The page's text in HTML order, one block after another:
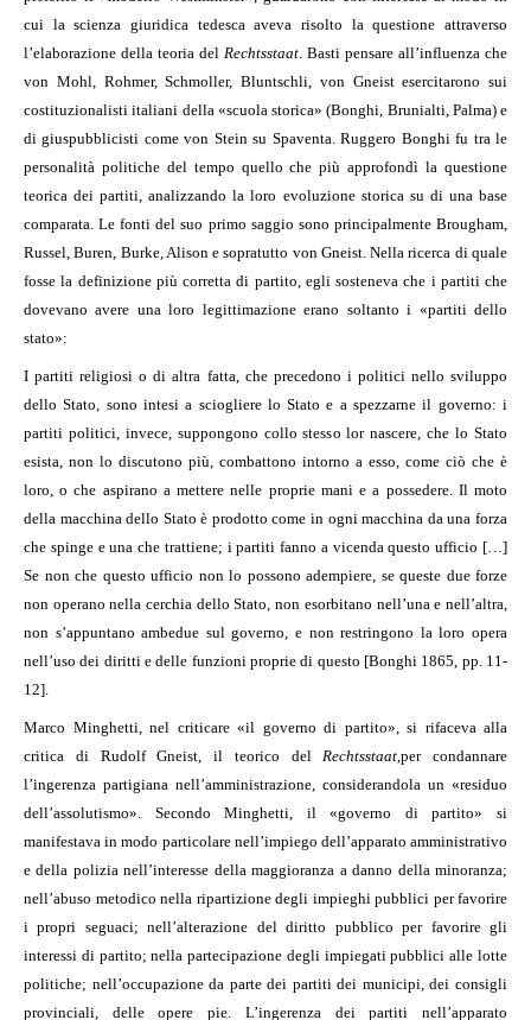
cui la scienza giuridica tedesca aveva risolto la questione attraverso
l’elaborazione della teoria del Rechtsstaat. Basti pensare all’influenza che
von Mohl, Rohmer, Schmoller, Bluntschli, von Gneist esercitarono sui
costituzionalisti italiani della «scuola storica» (Bonghi, Brunialti, Palma) e
di giuspubblicisti come von Stein su Spaventa. Ruggero Bonghi fu tra le
personalità politiche del tempo quello che più approfondì la questione
teorica dei partiti, analizzando la loro evoluzione storica su di una base
comparata. Le fonti del suo primo saggio sono principalmente Brougham,
Russel, Buren, Burke, Alison e sopratutto von Gneist. Nella ricerca di quale
fosse la definizione più corretta di partito, egli sosteneva che i partiti che
dovevano avere una loro legittimazione erano soltanto i «partiti dello
stato»:
I partiti religiosi o di altra fatta, che precedono i politici nello sviluppo
dello Stato, sono intesi a sciogliere lo Stato e a spezzarne il governo: i
partiti politici, invece, suppongono collo stesso lor nascere, che lo Stato
esista, non lo discutono più, combattono intorno a esso, come ciò che è
loro, o che aspirano a mettere nelle proprie mani e a possedere. Il moto
della macchina dello Stato è prodotto come in ogni macchina da una forza
che spinge e una che trattiene; i partiti fanno a vicenda questo ufficio […]
Se non che questo ufficio non lo possono adempiere, se queste due forze
non operano nella cerchia dello Stato, non esorbitano nell’una e nell’altra,
non s’appuntano ambedue sul governo, e non restringono la loro opera
nell’uso dei diritti e delle funzioni proprie di questo [Bonghi 1865, pp. 11-
12].
Marco Minghetti, nel criticare «il governo di partito», si rifaceva alla
critica di Rudolf Gneist, il teorico delRechtsstaat,per condannare
l’ingerenza partigiana nell’amministrazione, considerandola un «residuo
dell’assolutismo». Secondo Minghetti, il «governo di partito» si
manifestava in modo particolare nell’impiego dell’apparato amministrativo
e della polizia nell’interesse della maggioranza a danno della minoranza;
nell’abuso metodico nella ripartizione degli impieghi pubblici per favorire
i propri seguaci; nell’alterazione del diritto pubblico per favorire gli
interessi di partito; nella partecipazione degli impiegati pubblici alle lotte
politiche; nell’occupazione da parte dei partiti dei municipi, dei consigli
provinciali, delle opere pie. L’ingerenza dei partiti nell’apparato